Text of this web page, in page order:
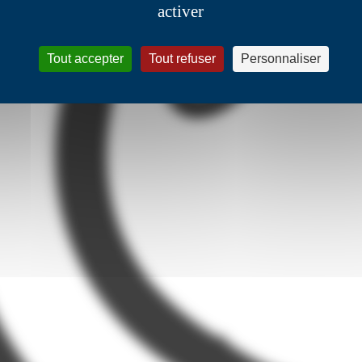
activer
Tout accepter Tout refuser Personnaliser